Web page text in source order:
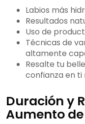
Labios más
Resultados
Uso de
Técnicas de
altamente
Resalte tu
confianza en ti
Duración y
Aumento